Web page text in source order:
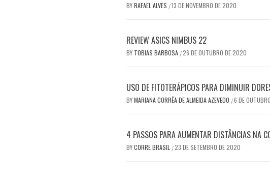
BYRAFAEL ALVES /13 DE NOVEMBRO DE 2020
REVIEW ASICS NIMBUS 22
BY TOBIAS BARBOSA /26 DE OUTUBRO DE 2020
USO DE FITOTERÁPICOS PARA DIMINUIR
BYMARIANA CORRÊA DE ALMEIDA AZEVEDO /6 DE
4 PASSOS PARA AUMENTAR DISTÂNCIAS NA
BYCORRE BRASIL /23 DE SETEMBRO DE 2020